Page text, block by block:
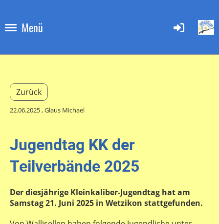
Menü
Zurück
22.06.2025, Glaus Michael
Jugendtag KK der
Teilverbände 2025
Der diesjährige Kleinkaliber-Jugendtag hat am
Samstag 21. Juni 2025 in Wetzikon stattgefunden.